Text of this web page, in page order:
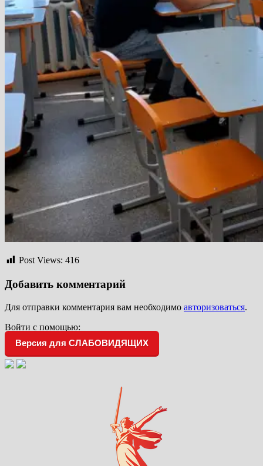
Post Views: 416
Добавить комментарий
Для отправки комментария вам необходимо авторизоваться.
Войти с помощью:
Версия для СЛАБОВИДЯЩИХ